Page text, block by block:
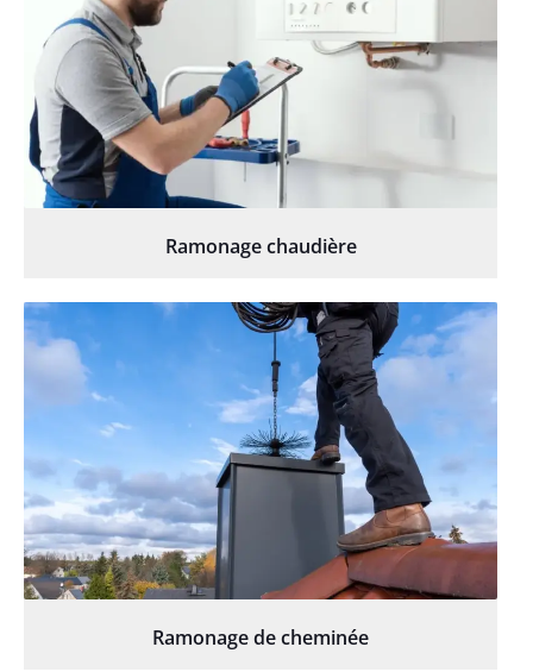
Ramonage chaudière
Ramonage de cheminée